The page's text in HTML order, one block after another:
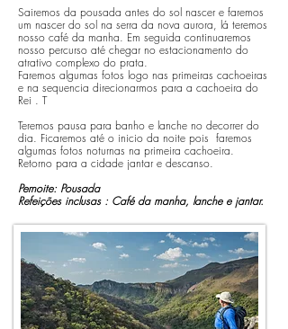
Sairemos da pousada antes do sol nascer e faremos
um nascer do sol na serra da nova aurora, lá teremos
nosso café da manha. Em seguida continuaremos
nosso percurso até chegar no estacionamento do
atrativo complexo do prata.
Faremos algumas fotos logo nas primeiras cachoeiras
e na sequencia direcionarmos para a cachoeira do
Rei . T
Teremos pausa para banho e lanche no decorrer do
dia. Ficaremos até o inicio da noite pois faremos
algumas fotos noturnas na primeira cachoeira.
Retorno para a cidade jantar e descanso.
Pernoite: Pousada
Refeições inclusas : Café da manha, lanche e jantar.